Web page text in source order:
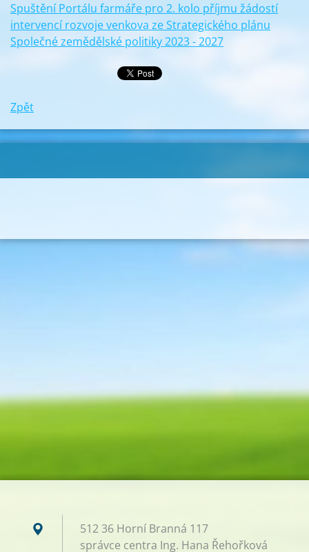
Spuštění Portálu farmáře pro 2. kolo příjmu žádostí
intervencí rozvoje venkova ze Strategického plánu
Společné zemědělské politiky 2023 - 2027
Zpět
512 36 Horní Branná 117
správce centra Ing. Hana Řehořková